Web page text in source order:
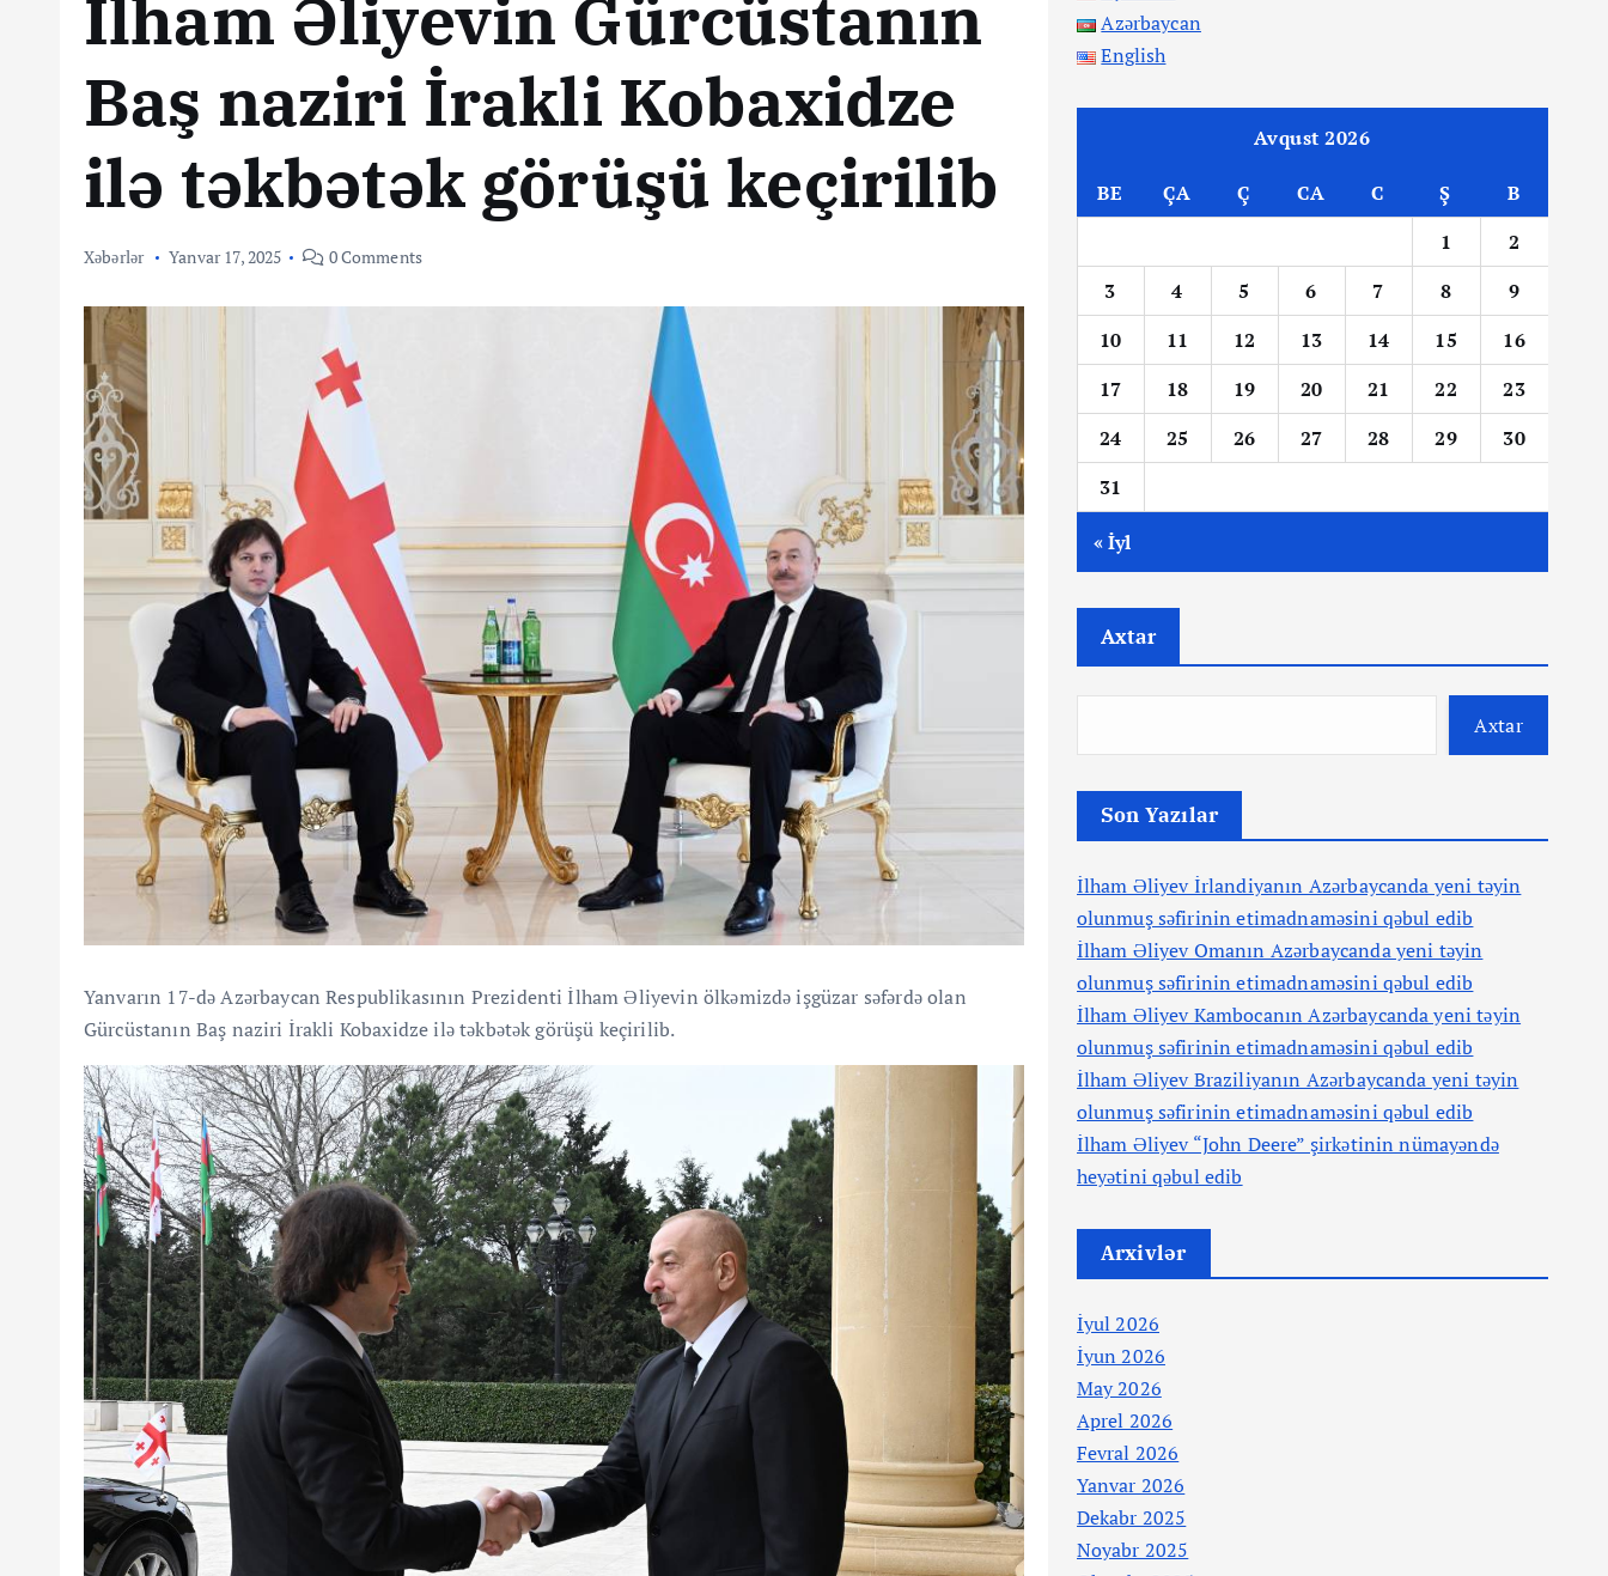
İlham Əliyevin Gürcüstanın
Baş naziri İrakli Kobaxidze
ilə təkbətək görüşü keçirilib
Xəbərlər Yanvar 17, 2025 0 Comments
Yanvarın 17-də Azərbaycan Respublikasının Prezidenti İlham Əliyevin ölkəmizdə işgüzar səfərdə olan
Gürcüstanın Baş naziri İrakli Kobaxidze ilə təkbətək görüşü keçirilib.
Azərbaycan
English
Avqust 2026
BE ÇA Ç CA C Ş
B
1
2
3
4 5 6 7 8
9
10
11 12 13 14 15
16
17
18 19 20 21 22
23
24
25 26 27 28 29
30
31
« İyl
Axtar
Axtar
Son Yazılar
İlham Əliyev İrlandiyanın Azərbaycanda yeni təyin
olunmuş səfirinin etimadnaməsini qəbul edib
İlham Əliyev Omanın Azərbaycanda yeni təyin
olunmuş səfirinin etimadnaməsini qəbul edib
İlham Əliyev Kambocanın Azərbaycanda yeni təyin
olunmuş səfirinin etimadnaməsini qəbul edib
İlham Əliyev Braziliyanın Azərbaycanda yeni təyin
olunmuş səfirinin etimadnaməsini qəbul edib
İlham Əliyev “John Deere” şirkətinin nümayəndə
heyətini qəbul edib
Arxivlər
İyul 2026
İyun 2026
May 2026
Aprel 2026
Fevral 2026
Yanvar 2026
Dekabr 2025
Noyabr 2025